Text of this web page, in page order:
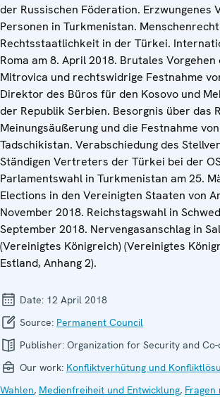
der Russischen Föderation. Erzwungenes
Personen in Turkmenistan.
Rechtsstaatlichkeit in der Türkei.
Roma am 8. April 2018. Brutales Vorgehen
Mitrovica und rechtswidrige Festnahme
Direktor des Büros für den Kosovo und
der Republik Serbien. Besorgnis über das
Meinungsäußerung und die Festnahme
Tadschikistan. Verabschiedung des
Ständigen Vertreters der Türkei bei der
Parlamentswahl in Turkmenistan am 25.
Elections in den Vereinigten Staaten von
November 2018. Reichstagswahl in
September 2018. Nervengasanschlag in
(Vereinigtes Königreich) (Vereinigtes
Estland, Anhang 2).
Date: 12 April 2018
Source: Permanent Council
Publisher: Organization for Security and
Our work: Konfliktverhütung und
Wahlen, Medienfreiheit und Entwicklung,